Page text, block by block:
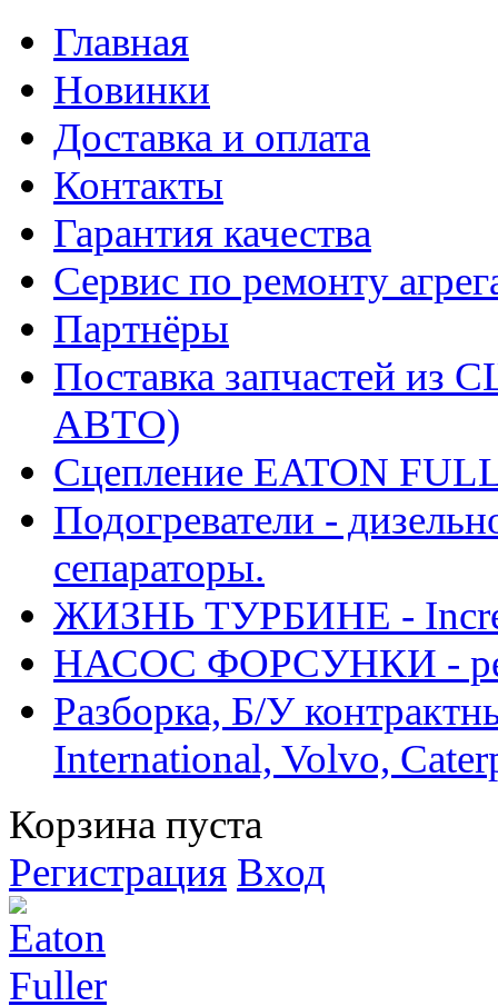
Главная
Новинки
Доставка и оплата
Контакты
Гарантия качества
Сервис по ремонту
Партнёры
Поставка запчастей
АВТО)
Сцепление EATON
Подогреватели -
сепараторы.
ЖИЗНЬ ТУРБИНЕ -
НАСОС ФОРСУНКИ -
Разборка, Б/У
International, Volvo,
Корзина пуста
Регистрация Вход